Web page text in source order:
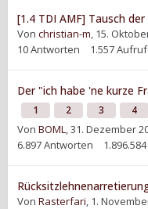
[1.4 TDI AMF] Tausch
Von christian-m, 15.
10Antworten 1.557
Der "ich habe 'ne kurze
1 2 3 4
Von BOML,31. Dezember
6.897Antworten 1.896.584
Von Rasterfari, 1.